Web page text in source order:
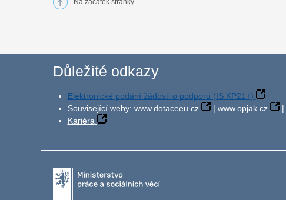
Na začátek stránky
Důležité odkazy
Elektronické podání žádosti o podporu (IS KP21+)
Související weby: www.dotaceeu.cz | www.opjak.cz |
Kariéra